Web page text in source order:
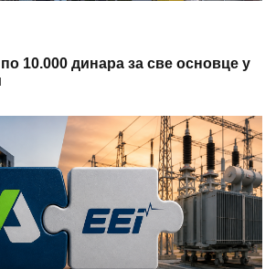
10.000 динара за све основце у